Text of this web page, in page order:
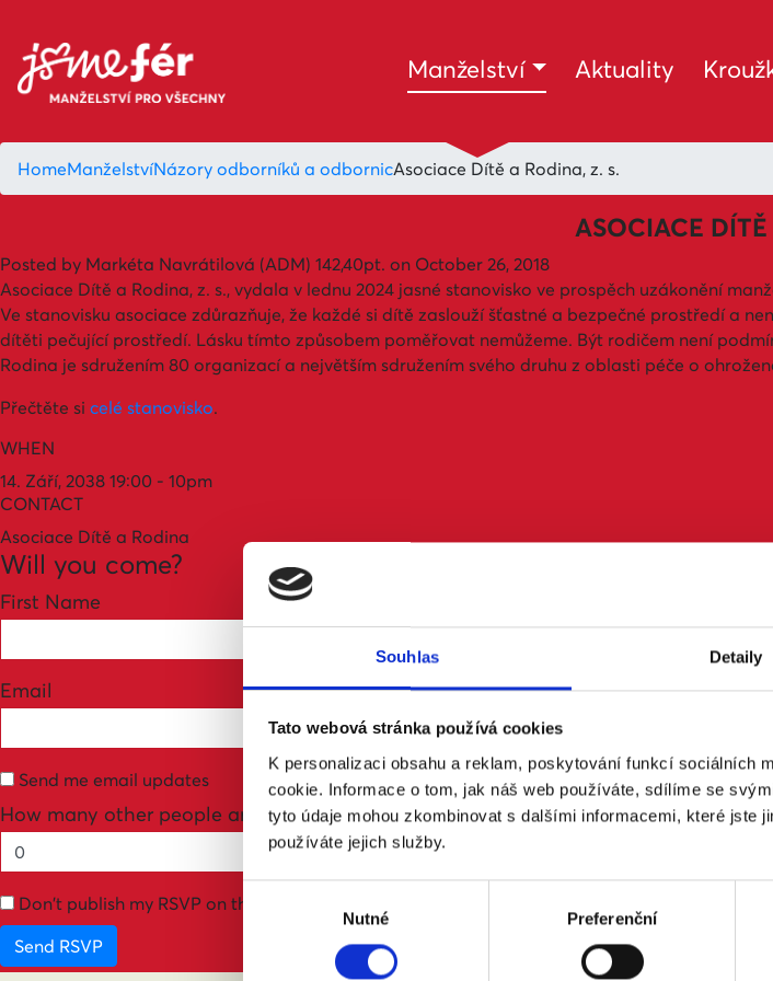
Souhlas Detaily
Tato webová stránka používá cookies
K personalizaci obsahu a reklam, poskytování funkcí sociálních
cookie. Informace o tom, jak náš web používáte, sdílíme se
tyto údaje mohou zkombinovat s dalšími informacemi, které jste
používáte jejich služby.
Nutné Preferenční
Manželství(current)Aktuality
HomeManželstvíNázory odborníků a odbornicAsociace Dítě a Rodina, z. s.
ASOCIACE
Posted by Markéta Navrátilová (ADM) 142,40pt. on October 26, 2018
Asociace Dítě a Rodina, z. s., vydala v lednu 2024 jasné stanovisko ve prospěch uzákonění
Ve stanovisku asociace zdůrazňuje, že každé si dítě zaslouží šťastné a bezpečné prostředí a
dítěti pečující prostředí. Lásku tímto způsobem poměřovat nemůžeme. Být rodičem není
Rodina je sdružením 80 organizací a největším sdružením svého druhu z oblasti péče o
Přečtěte si celé stanovisko.
WHEN
14. Září, 2038 19:00 - 10pm
CONTACT
Asociace Dítě a Rodina
Will you come?
First Name
Email
Send me email updates
How many other people are you bringing?
Don't publish my RSVP on the website